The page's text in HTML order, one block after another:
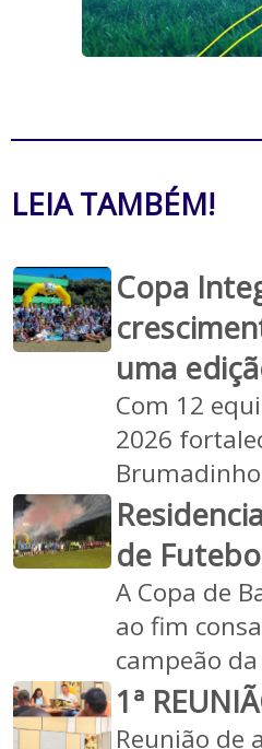
LEIA TAMBÉM!
Copa
uma
Com 12
2026
de
A Copa de
ao fim
campeão
1ª
Reunião de